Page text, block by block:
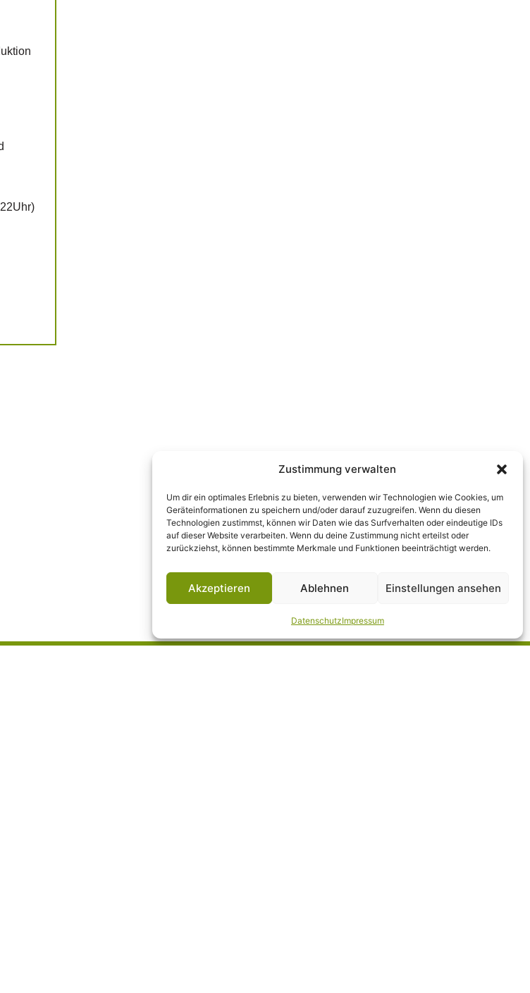
Zustimmung verwalten
Um dir ein optimales Erlebnis zu bieten, verwenden wir Technologien wie Cookies, um
Geräteinformationen zu speichern und/oder darauf zuzugreifen. Wenn du diesen
Technologien zustimmst, können wir Daten wie das Surfverhalten oder eindeutige IDs
auf dieser Website verarbeiten. Wenn du deine Zustimmung nicht erteilst oder
zurückziehst, können bestimmte Merkmale und Funktionen beeinträchtigt werden.
Akzeptieren Ablehnen Einstellungen ansehen
DatenschutzImpressum